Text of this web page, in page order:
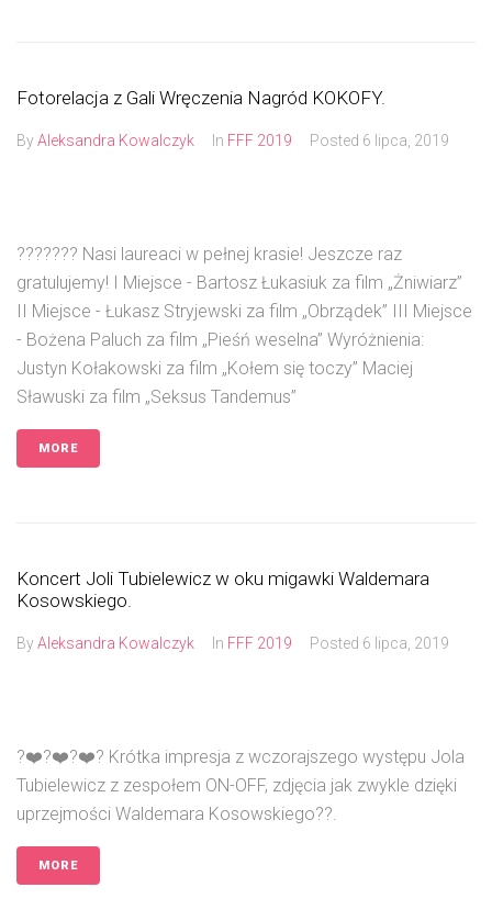
Fotorelacja z Gali Wręczenia Nagród KOKOFY.
ByAleksandra Kowalczyk In FFF 2019 Posted 6 lipca, 2019
??????? Nasi laureaci w pełnej krasie! Jeszcze raz
gratulujemy! I Miejsce - Bartosz Łukasiuk za film „Żniwiarz”
II Miejsce - Łukasz Stryjewski za film „Obrządek” III Miejsce
- Bożena Paluch za film „Pieśń weselna” Wyróżnienia:
Justyn Kołakowski za film „Kołem się toczy” Maciej
Sławuski za film „Seksus Tandemus”
MORE
Koncert Joli Tubielewicz w oku migawki Waldemara
Kosowskiego.
ByAleksandra Kowalczyk In FFF 2019 Posted 6 lipca, 2019
?❤️?❤️?❤️? Krótka impresja z wczorajszego występu Jola
Tubielewicz z zespołem ON-OFF, zdjęcia jak zwykle dzięki
uprzejmości Waldemara Kosowskiego??.
MORE